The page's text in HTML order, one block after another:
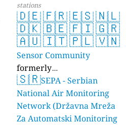
stations
🇩🇪🇫🇷🇪🇸🇳🇱
🇩🇰🇧🇪🇫🇮🇬🇷
🇦🇺🇮🇹🇵🇱🇻🇳
Sensor Community
formerly
luftdaten.info35820 stations
🇸🇷SEPA - Serbian
National Air Monitoring
Network (Državna Mreža
Za Automatski Monitoring